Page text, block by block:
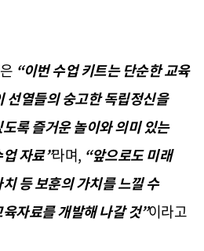
“이번 수업 키트는 단순한 교육
선열들의 숭고한 독립정신을
록 즐거운 놀이와 의미 있는
자료”라며, “앞으로도 미래
등 보훈의 가치를 느낄 수
자료를 개발해 나갈 것”이라고